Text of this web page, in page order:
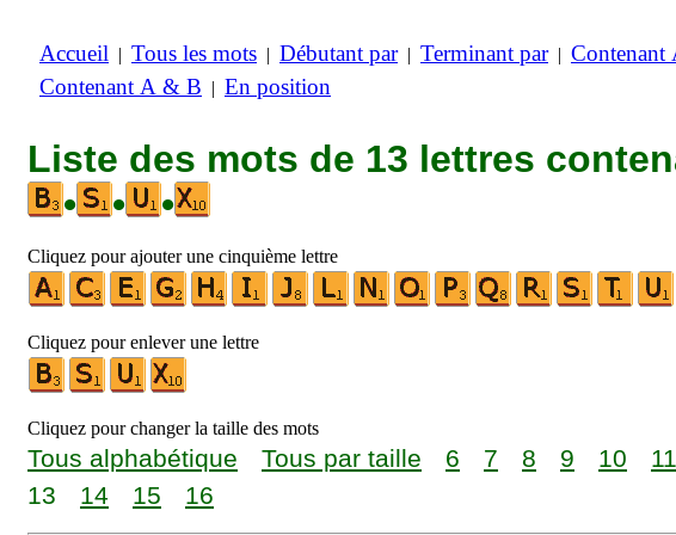
Accueil | Tous les mots | Débutant par| Terminant par| Contenant
Contenant A & B | En position
Liste des mots de 13 lettres
•
• •
Cliquez pour ajouter une cinquième lettre
Cliquez pour enlever une lettre
Cliquez pour changer la taille des mots
Tous alphabétique Tous par taille 6 7 8 9 10 11
13
14 15 16